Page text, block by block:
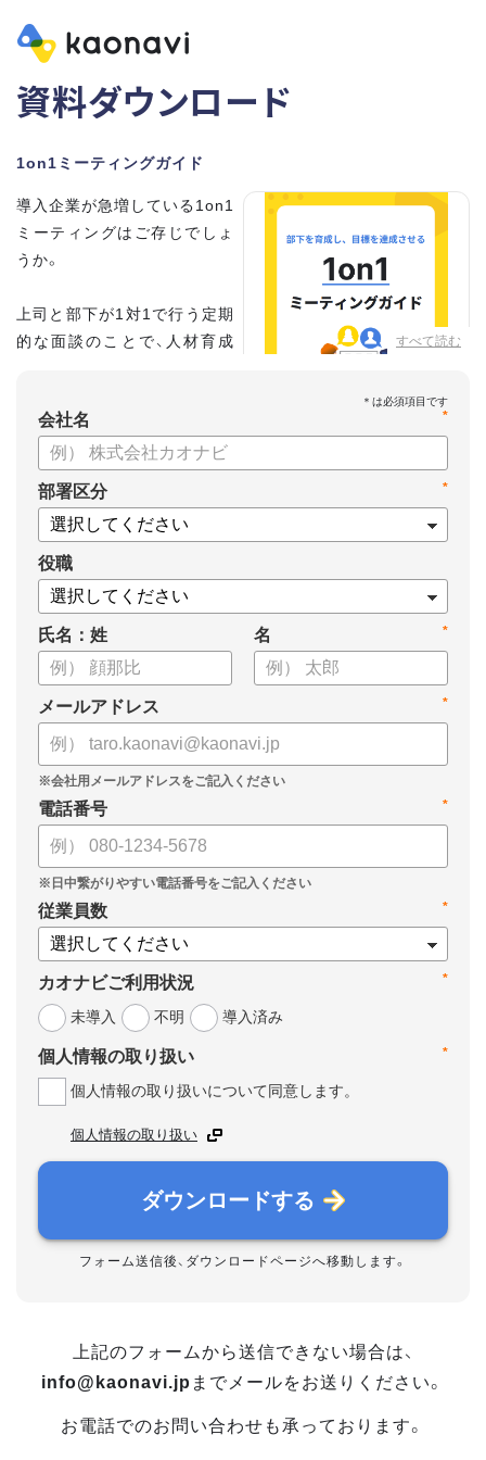
資料ダウンロード
1on1ミーティングガイド
すべて読む
導入企業が急増している1on1
ミーティングはご存じでしょ
うか。
上司と部下が1対1で行う定期
的な面談のことで、人材育成
こちらの資料では、
・1on1とは何か？
・1on1の基本的なやり方
・ 1on1 の基本アジェンダと質問例
についてまとめましたので、ぜひお役立てください。
*
会社名
*
部署区分
役職
氏名：姓 *
名
*
メールアドレス
*
電話番号
*
従業員数
*
カオナビご利用状況
未導入
不明 導入済み
*
個人情報の取り扱い
個人情報の取り扱いについて同意します。
個人情報の取り扱い
ダウンロードする
フォーム送信後、ダウンロードページへ移動します。
上記のフォームから送信できない場合は、
info@kaonavi.jp までメールをお送りください。
お電話でのお問い合わせも承っております。